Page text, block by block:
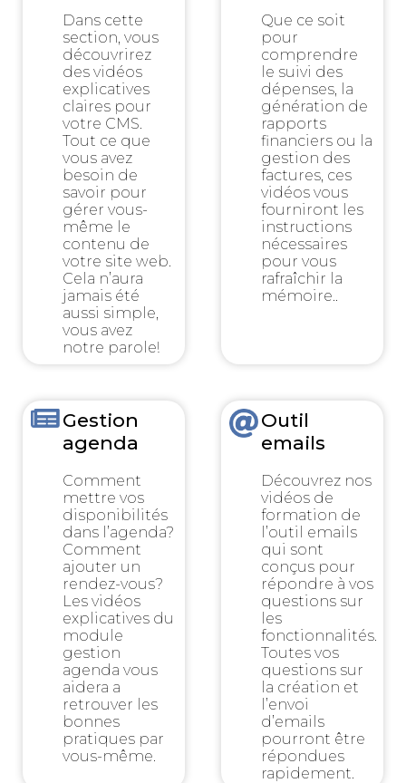
Dans cette
section, vous
découvrirez
des vidéos
explicatives
claires pour
votre CMS.
Tout ce que
vous avez
besoin de
savoir pour
gérer vous-
même le
contenu de
votre site web.
Cela n’aura
jamais été
aussi simple,
vous avez
notre parole!
Que ce soit
pour
comprendre
le suivi des
dépenses, la
génération de
rapports
financiers ou la
gestion des
factures, ces
vidéos vous
fourniront les
instructions
nécessaires
pour vous
rafraîchir la
mémoire..
Gestion
agenda
Comment
mettre vos
disponibilités
dans l’agenda?
Comment
ajouter un
rendez-vous?
Les vidéos
explicatives du
module
gestion
agenda vous
aidera a
retrouver les
bonnes
pratiques par
vous-même.
Outil
emails
Découvrez nos
vidéos de
formation de
l’outil emails
qui sont
conçus pour
répondre à vos
questions sur
les
fonctionnalités.
Toutes vos
questions sur
la création et
l’envoi
d’emails
pourront être
répondues
rapidement.